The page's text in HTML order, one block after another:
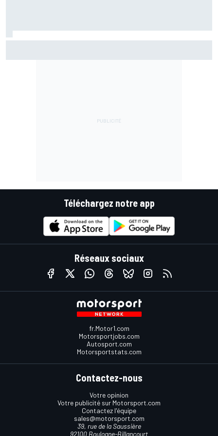
Téléchargez notre app
Réseaux sociaux
fr.Motor1.com
Motorsportjobs.com
Autosport.com
Motorsportstats.com
Contactez-nous
Votre opinion
Votre publicité sur Motorsport.com
Contactez l'équipe
sales@motorsport.com
39, rue de la Saussière
92100 Boulogne-Billancourt